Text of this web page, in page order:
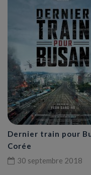
Dernier train pour
Corée
30 septembre 2018